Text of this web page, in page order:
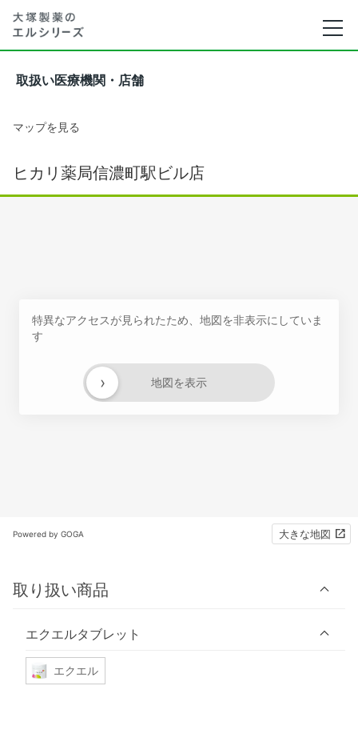
取扱い医療機関・店舗
マップを見る
ヒカリ薬局信濃町駅ビル店
特異なアクセスが見られたため、地図を非表示にしていま
す
地図を表示
›
Powered by GOGA 大きな地図
取り扱い商品
エクエルタブレット
エクエル